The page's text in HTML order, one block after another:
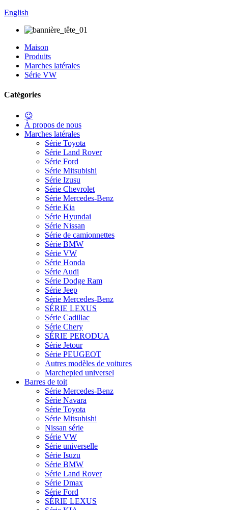
English
Maison
Produits
Marches latérales
Série VW
Catégories
😉
À propos de nous
Marches latérales
Série Toyota
Série Land Rover
Série Ford
Série Mitsubishi
Série Izusu
Série Chevrolet
Série Mercedes-Benz
Série Kia
Série Hyundai
Série Nissan
Série de camionnettes
Série BMW
Série VW
Série Honda
Série Audi
Série Dodge Ram
Série Jeep
Série Mercedes-Benz
SÉRIE LEXUS
Série Cadillac
Série Chery
SÉRIE PERODUA
Série Jetour
Série PEUGEOT
Autres modèles de voitures
Marchepied universel
Barres de toit
Série Mercedes-Benz
Série Navara
Série Toyota
Série Mitsubishi
Nissan série
Série VW
Série universelle
Série Isuzu
Série BMW
Série Land Rover
Série Dmax
Série Ford
SÉRIE LEXUS